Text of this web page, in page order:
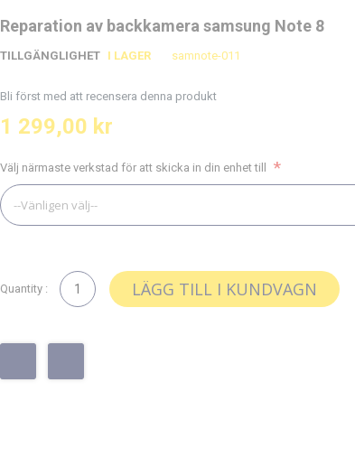
Hoppa
slutet
bildgalleriet
Hoppa
början
bildgalleriet
Reparation av backkamera samsung Note 8
TILLGÄNGLIGHET I LAGER samnote-011
Bli först med att recensera denna produkt
1 299,00 kr
Välj närmaste verkstad för att skicka in din enhet till
Quantity : LÄGG TILL I KUNDVAGN